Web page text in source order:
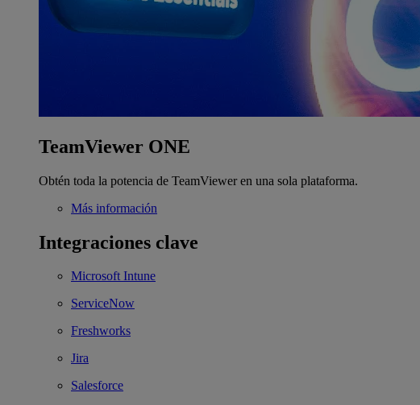
TeamViewer ONE
Obtén toda la potencia de TeamViewer en una sola plataforma.
Más información
Integraciones clave
Microsoft Intune
ServiceNow
Freshworks
Jira
Salesforce